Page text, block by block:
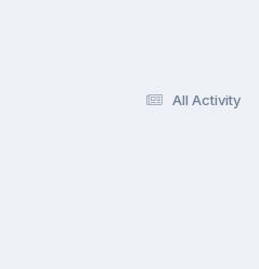
All Activity